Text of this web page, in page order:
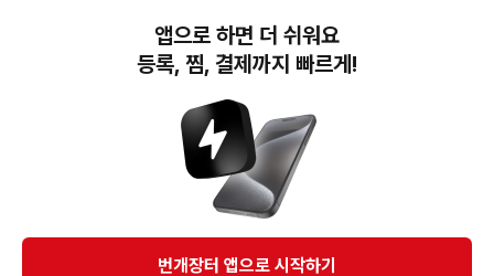
번개장터(주) 사업자정보, 이용약관 및 기타 법적고지
번개장터㈜는 통신판매중개자이며, 통신판매의 당사자가 아닙니다. 전자상거래 등에서의
소비자보호에 관한 법률 등 관련 법령 및 번개장터㈜의 약관에 따라 상품, 상품정보, 거래에 관한 책임은
개별 판매자에게 귀속하고, 번개장터㈜는 원칙적으로 회원간 거래에 대하여 책임을 지지 않습니다.
다만, 번개장터㈜가 직접 판매하는 상품에 대한 책임은 번개장터㈜에게 귀속합니다.
앱으로 하면 더 쉬워요
등록, 찜, 결제까지 빠르게!
번개장터 앱으로 시작하기